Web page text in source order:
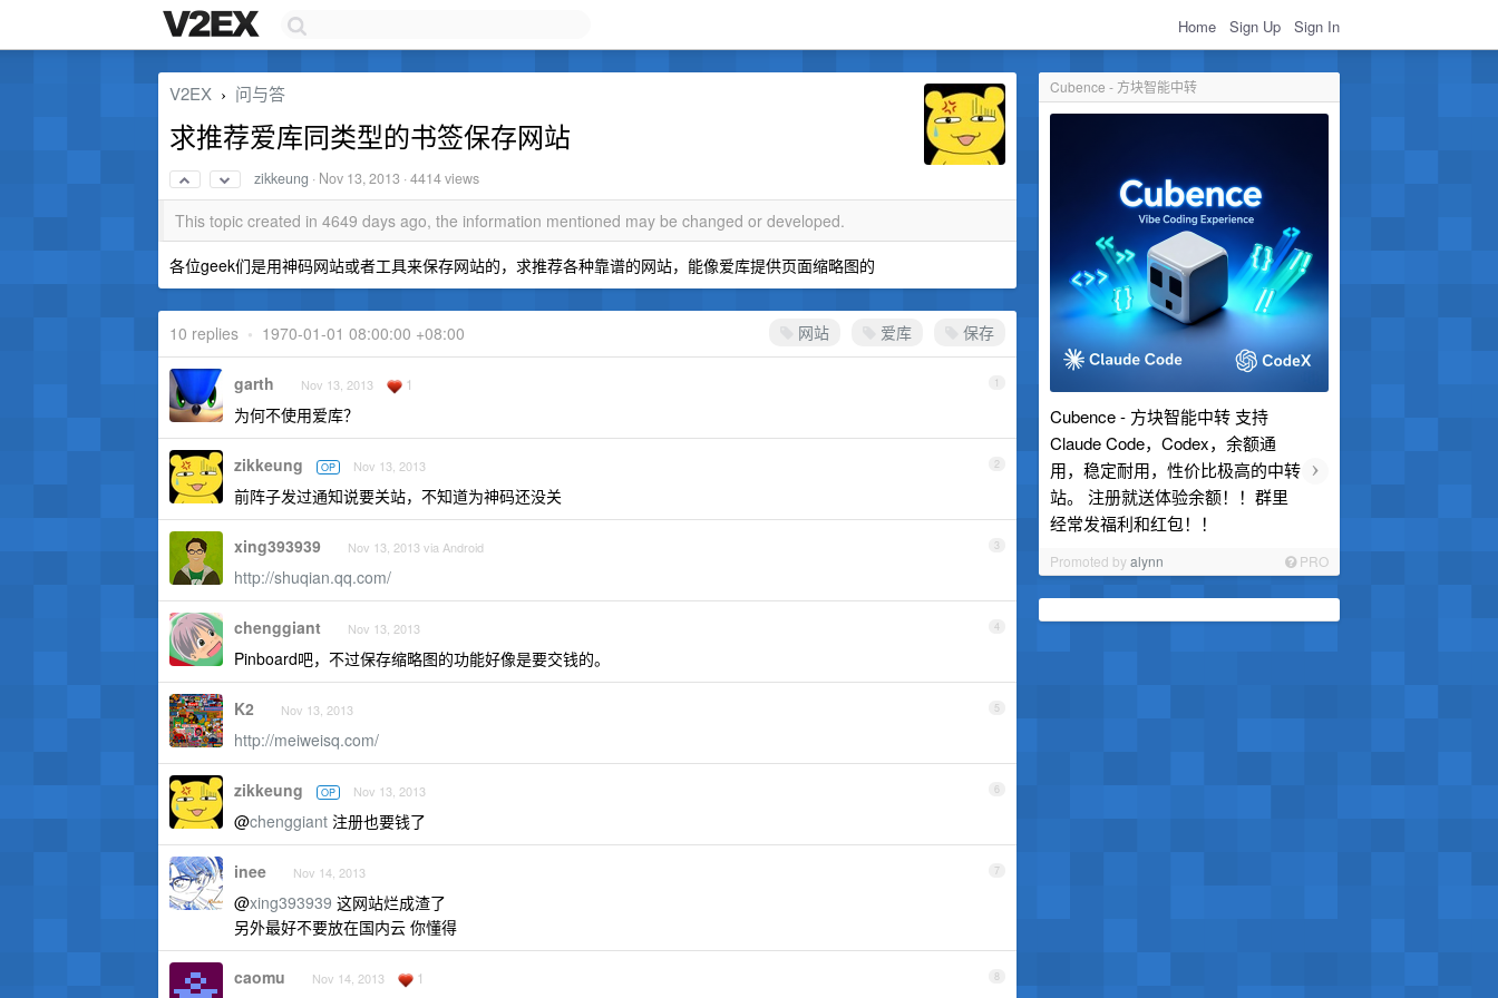
Home Sign Up Sign In
Cubence - 方块智能中转
Cubence - 方块智能中转 支持
Claude Code，Codex，余额通
用，稳定耐用，性价比极高的中转
站。 注册就送体验余额！！群里
经常发福利和红包！！
›
Promoted byalynn PRO
V2EX › 问与答
求推荐爱库同类型的书签保存网站
zikkeung · Nov 13, 2013 · 4414 views
This topic created in 4649 days ago, the information mentioned may be changed or developed.
各位geek们是用神码网站或者工具来保存网站的，求推荐各种靠谱的网站，能像爱库提供页面缩略图的
网站 爱库 保存
10 replies • 1970-01-01 08:00:00 +08:00
1
garth Nov 13, 2013 1
为何不使用爱库？
2
zikkeung OP Nov 13, 2013
前阵子发过通知说要关站，不知道为神码还没关
3
xing393939 Nov 13, 2013 via Android
http://shuqian.qq.com/
4
chenggiant Nov 13, 2013
Pinboard吧，不过保存缩略图的功能好像是要交钱的。
5
K2 Nov 13, 2013
http://meiweisq.com/
6
zikkeung OP Nov 13, 2013
@chenggiant 注册也要钱了
7
inee Nov 14, 2013
@xing393939 这网站烂成渣了
另外最好不要放在国内云 你懂得
8
caomu Nov 14, 2013 1